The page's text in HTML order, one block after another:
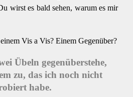
wirst es bald sehen, warum es mir
Vis a Vis? Einem Gegenüber?
Übeln gegenüberstehe,
zu, das ich noch nicht
habe.